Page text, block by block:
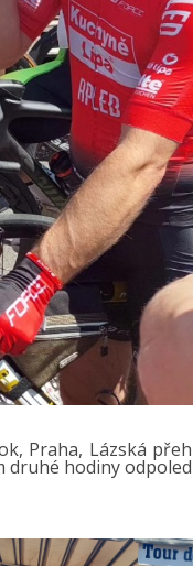
Praha, Lázská
druhé hodiny